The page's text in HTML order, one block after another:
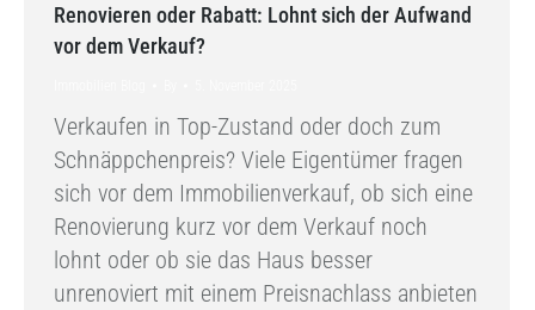
Renovieren oder Rabatt: Lohnt sich der Aufwand
vor dem Verkauf?
Verkaufen in Top-Zustand oder doch zum
Schnäppchenpreis? Viele Eigentümer fragen
sich vor dem Immobilienverkauf, ob sich eine
Renovierung kurz vor dem Verkauf noch
lohnt oder ob sie das Haus besser
unrenoviert mit einem Preisnachlass anbieten